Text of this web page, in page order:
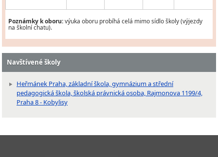
Poznámky k oboru:výuka oboru probíhá celá mimo sídlo školy (výjezdy
na školní chatu).
Navštívené školy
Heřmánek Praha, základní škola, gymnázium a střední
pedagogická škola, školská právnická osoba, Rajmonova 1199/4,
Praha 8 - Kobylisy